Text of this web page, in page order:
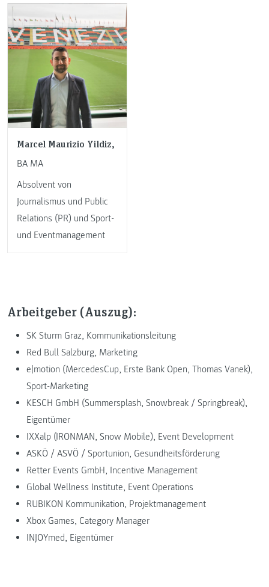
Marcel Maurizio Yildiz,
BA MA
Absolvent von
Journalismus und Public
Relations (PR) und Sport-
und Eventmanagement
Arbeitgeber (Auszug):
SK Sturm Graz, Kommunikationsleitung
Red Bull Salzburg, Marketing
e|motion (MercedesCup, Erste Bank Open, Thomas Vanek),
Sport-Marketing
KESCH GmbH (Summersplash, Snowbreak / Springbreak),
Eigentümer
IXXalp (IRONMAN, Snow Mobile), Event Development
ASKÖ / ASVÖ / Sportunion, Gesundheitsförderung
Retter Events GmbH, Incentive Management
Global Wellness Institute, Event Operations
RUBIKON Kommunikation, Projektmanagement
Xbox Games, Category Manager
INJOYmed, Eigentümer